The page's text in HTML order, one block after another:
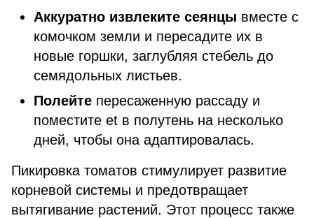
Аккуратно извлеките сеянцы вместе с
комочком земли и пересадите их в
новые горшки, заглубляя стебель до
семядольных листьев.
Полейте пересаженную рассаду и
поместите еt в полутень на несколько
дней, чтобы она адаптировалась.
Пикировка томатов стимулирует развитие
корневой системы и предотвращает
вытягивание растений. Этот процесс также